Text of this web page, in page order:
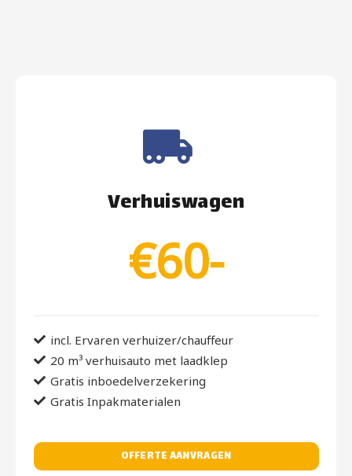
Verhuiswagen
€60-
incl. Ervaren verhuizer/chauffeur
20 m³ verhuisauto met laadklep
Gratis inboedelverzekering
Gratis Inpakmaterialen
OFFERTE AANVRAGEN